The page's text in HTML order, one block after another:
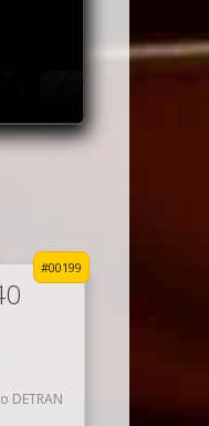
#00199
DETRAN